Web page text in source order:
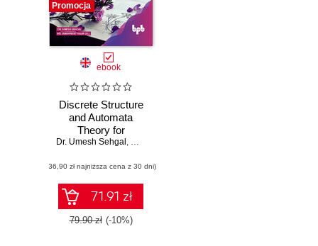
Promocja
ebook
Discrete Structure
and Automata
Theory for
Learners
Dr. Umesh Sehgal , Ms. Sukhpreet Kaur Gil
(36,90 zł najniższa cena z 30 dni)
71.91 zł
79.90 zł (-10%)